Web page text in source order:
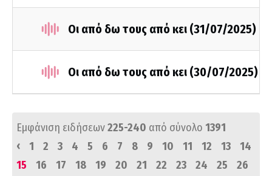
Οι από δω τους από κει (31/07/2025)
Οι από δω τους από κει (30/07/2025)
Εμφάνιση ειδήσεων225-240 από σύνολο 1391
‹
1 2 3 4 5 6 7 8 9 10 11 12 13
14
15
16 17 18 19 20 21 22 23 24 25
26